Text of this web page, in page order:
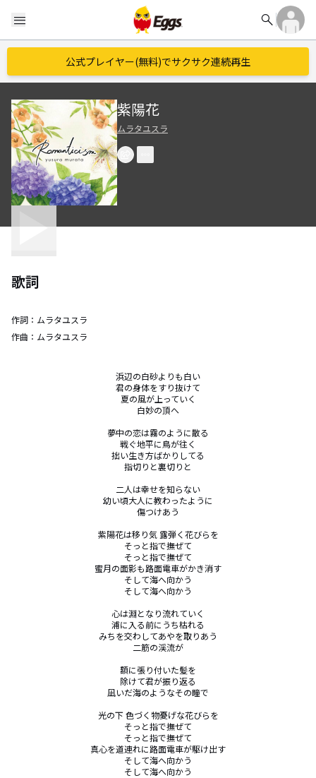
menu search
公式プレイヤー(無料)でサクサク連続再生
紫陽花
ムラタユスラ
歌詞
作詞： ムラタユスラ
作曲： ムラタユスラ
浜辺の白砂よりも白い
君の身体をすり抜けて
夏の風が上っていく
白妙の頂へ
夢中の恋は霧のように散る
戦ぐ地平に鳥が往く
拙い生き方ばかりしてる
指切りと裏切りと
二人は幸せを知らない
幼い頃大人に教わったように
傷つけあう
紫陽花は移り気 露弾く花びらを
そっと指で撫ぜて
そっと指で撫ぜて
蜜月の面影も路面電車がかき消す
そして海へ向かう
そして海へ向かう
心は淵となり流れていく
浦に入る前にうち枯れる
みちを交わしてあやを取りあう
二筋の渓流が
額に張り付いた髪を
除けて君が振り返る
凪いだ海のようなその瞳で
光の下 色づく物憂げな花びらを
そっと指で撫ぜて
そっと指で撫ぜて
真心を道連れに路面電車が駆け出す
そして海へ向かう
そして海へ向かう